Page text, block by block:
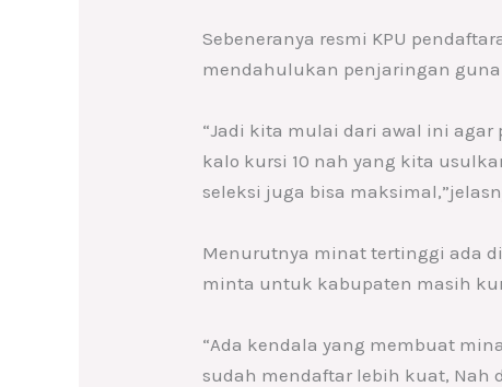
Sebeneranya resmi KPU
mendahulukan penjaringan
“Jadi kita mulai dari awal ini
kalo kursi 10 nah yang kita
seleksi juga bisa
Menurutnya minat tertinggi ada
minta untuk kabupaten masih
“Ada kendala yang membuat
sudah mendaftar lebih kuat,